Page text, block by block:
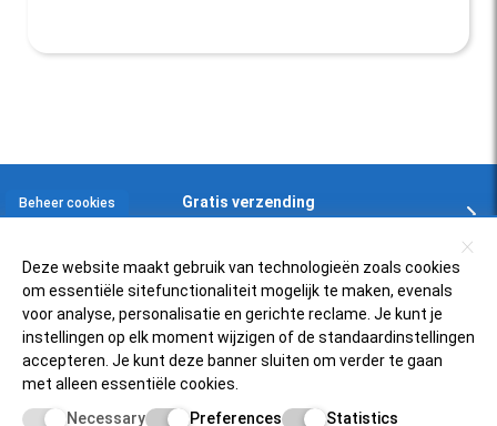
Gratis verzending
Klantenservice
Zelfservice
Populaire scooters
Beheer cookies
Deze website maakt gebruik van technologieën zoals cookies
om essentiële sitefunctionaliteit mogelijk te maken, evenals
voor analyse, personalisatie en gerichte reclame. Je kunt je
instellingen op elk moment wijzigen of de standaardinstellingen
accepteren. Je kunt deze banner sluiten om verder te gaan
met alleen essentiële cookies.
Necessary
Preferences
Statistics